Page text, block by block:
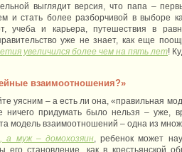
выглядит версия, что папа –
и стать более разборчивой в выборе
учеба и карьера, путешествия в
уже не знает, как еще
увеличился более чем на пять лет!
взаимоотношения?»
уясним – а есть ли она, «правильная
придумать было нельзя – уже,
модель взаимоотношений – одна из
а муж – домохозяин , ребенок может
становление, как в крестьянской